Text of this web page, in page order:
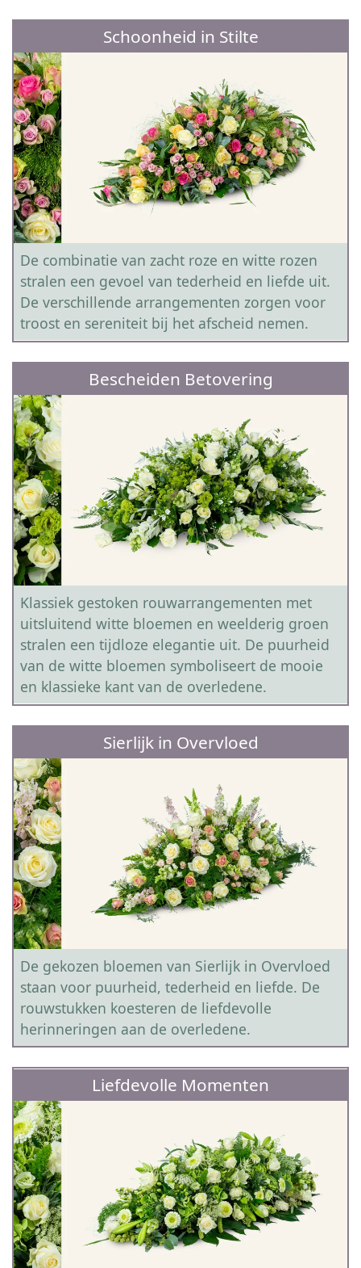
Schoonheid in Stilte
De combinatie van zacht roze en witte rozen
stralen een gevoel van tederheid en liefde uit.
De verschillende arrangementen zorgen voor
troost en sereniteit bij het afscheid nemen.
Bescheiden Betovering
Klassiek gestoken rouwarrangementen met
uitsluitend witte bloemen en weelderig groen
stralen een tijdloze elegantie uit. De puurheid
van de witte bloemen symboliseert de mooie
en klassieke kant van de overledene.
Sierlijk in Overvloed
De gekozen bloemen van Sierlijk in Overvloed
staan voor puurheid, tederheid en liefde. De
rouwstukken koesteren de liefdevolle
herinneringen aan de overledene.
Liefdevolle Momenten